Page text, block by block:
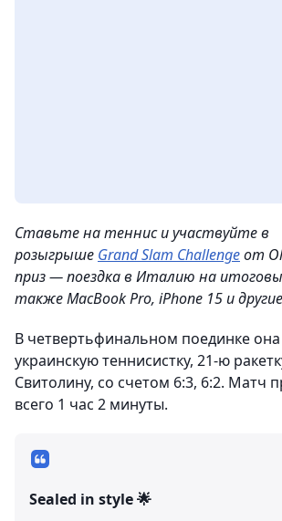
Ставьте на теннис и участвуйте в
розыгрыше Grand Slam Challengeот
приз — поездка в Италию на
также MacBook Pro, iPhone 15 и
В четвертьфинальном поединке
украинскую теннисистку, 21-ю
Свитолину, со счетом 6:3, 6:2. Матч
всего 1 час 2 минуты.
Sealed in style 🌟